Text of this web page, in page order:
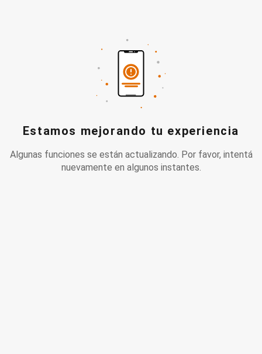
Estamos mejorando tu experiencia
Algunas funciones se están actualizando. Por favor, intentá
nuevamente en algunos instantes.